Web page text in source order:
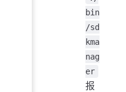
bin
/sd
kma
nag
er
报